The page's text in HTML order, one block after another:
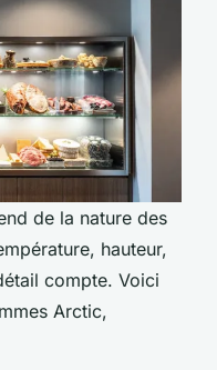
de la nature des
hauteur,
compte. Voici
Arctic,